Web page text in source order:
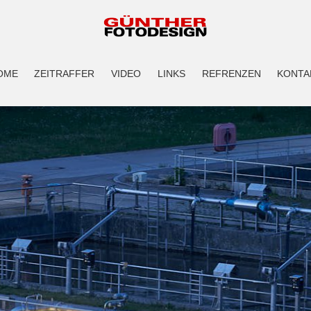
ZEITRAFFER VIDEO LINKS REFRENZEN